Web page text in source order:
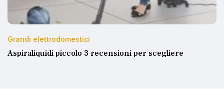
Grandi elettrodomestici
Aspiraliquidi piccolo 3 recensioni per scegliere